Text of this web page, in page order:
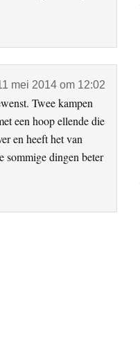
mei 2014 om 12:02
Twee kampen
een hoop ellende die
en heeft het van
sommige dingen beter